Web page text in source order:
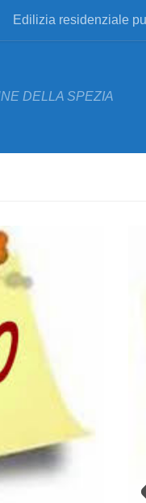
Edilizia residenziale
DELLA SPEZIA